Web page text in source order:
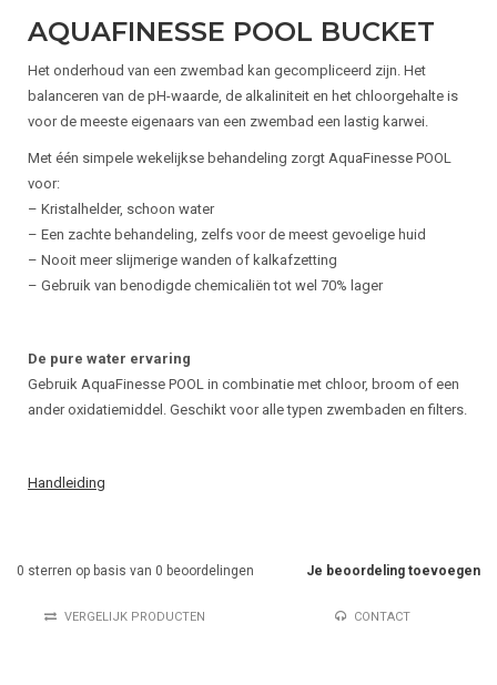
AQUAFINESSE POOL BUCKET
Het onderhoud van een zwembad kan gecompliceerd zijn. Het
balanceren van de pH-waarde, de alkaliniteit en het chloorgehalte is
voor de meeste eigenaars van een zwembad een lastig karwei.
Met één simpele wekelijkse behandeling zorgt AquaFinesse POOL
voor:
– Kristalhelder, schoon water
– Een zachte behandeling, zelfs voor de meest gevoelige huid
– Nooit meer slijmerige wanden of kalkafzetting
– Gebruik van benodigde chemicaliën tot wel 70% lager
De pure water ervaring
Gebruik AquaFinesse POOL in combinatie met chloor, broom of een
ander oxidatiemiddel. Geschikt voor alle typen zwembaden en filters.
Handleiding
Je beoordeling toevoegen
0 sterren op basis van 0 beoordelingen
VERGELIJK PRODUCTEN CONTACT